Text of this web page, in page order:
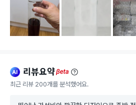
ai 리뷰요약beta
최근 리뷰 200개를 분석했어요.